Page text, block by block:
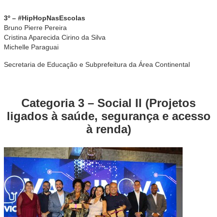
3º – #HipHopNasEscolas
Bruno Pierre Pereira
Cristina Aparecida Cirino da Silva
Michelle Paraguai
Secretaria de Educação e Subprefeitura da Área Continental
Categoria 3 – Social II (Projetos
ligados à saúde, segurança e acesso
à renda)